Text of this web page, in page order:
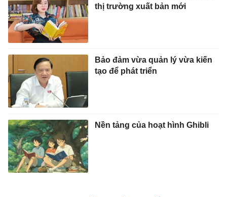
thị trường xuất bản mới
Bảo đảm vừa quản lý vừa kiến
tạo để phát triển
Nền tảng của hoạt hình Ghibli